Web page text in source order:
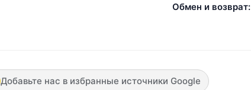
Обмен и возврат:
Добавьте нас в избранные источники Google